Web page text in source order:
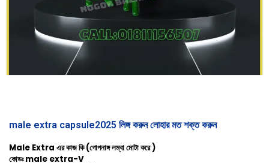
male extra capsule2025 লিঙ্গ করুন লোহার মত শক্ত করুন
Male Extra এর কাজ কি (গোপনাঙ্গ লম্বা মোটা করে )
কোডঃ male extra-V